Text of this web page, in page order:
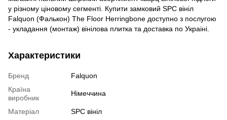
у різному ціновому сегменті. Купити замковий SPC вініл
Falquon (Фалькон) The Floor Herringbone доступно з послугою
- укладання (монтаж) вінілова плитка та доставка по Украіні.
Характеристики
Бренд
Falquon
Країна
виробник
Німеччина
Матеріал
SPC вініл